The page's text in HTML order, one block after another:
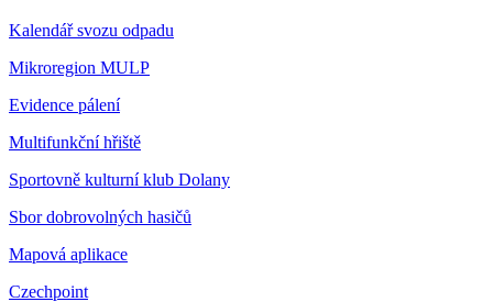
Kalendář svozu odpadu
Mikroregion MULP
Evidence pálení
Multifunkční hřiště
Sportovně kulturní klub Dolany
Sbor dobrovolných hasičů
Mapová aplikace
Czechpoint